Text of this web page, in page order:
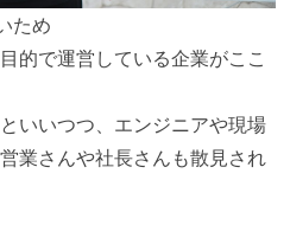
込む機能を柔軟に調整する形
フレームワークなど主要な構
版より1年以上ビハインドし
の取り組み
ため
的で運営している企業がここ
いいつつ、エンジニアや現場
業さんや社長さんも散見され